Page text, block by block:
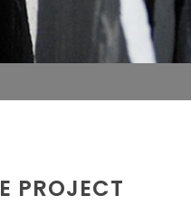
PROJECT